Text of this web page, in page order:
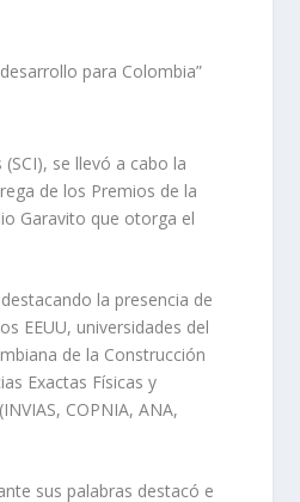
se llevó a cabo la
de los Premios de la
Garavito que otorga el
la presencia de
EEUU, universidades del
de la Construcción
Exactas Físicas y
COPNIA, ANA,
sus palabras destacó e